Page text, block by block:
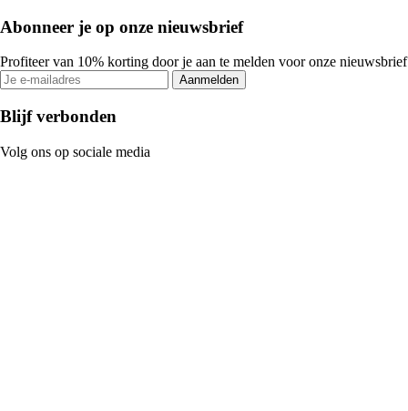
Abonneer je op onze nieuwsbrief
Profiteer van 10% korting door je aan te melden voor onze nieuwsbrief
Aanmelden
Blijf verbonden
Volg ons op sociale media